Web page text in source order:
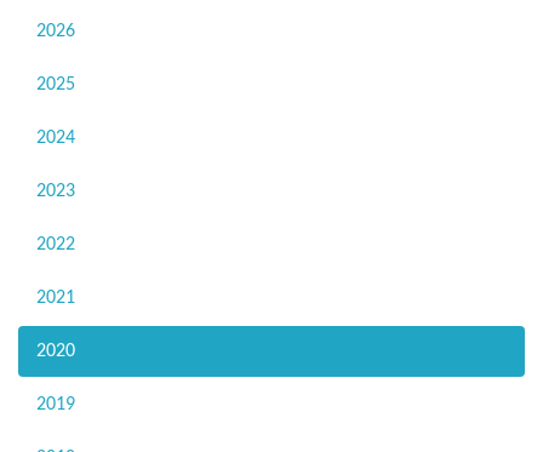
2026
2025
2024
2023
2022
2021
2020
2019